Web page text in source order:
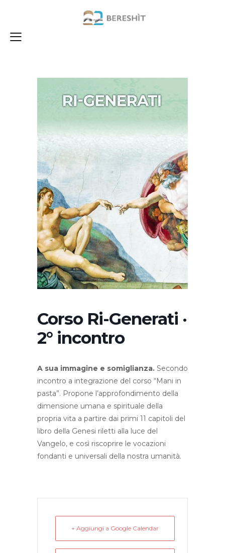
Corso Ri-Generati ·
2° incontro
A sua immagine e somiglianza. Secondo
incontro a integrazione del corso “Mani in
pasta”. Propone l’approfondimento della
dimensione umana e spirituale della
propria vita a partire dai primi 11 capitoli del
libro della Genesi riletti alla luce del
Vangelo, e così riscoprire le vocazioni
fondanti e universali della nostra umanità.
+ Aggiungi a Google Calendar